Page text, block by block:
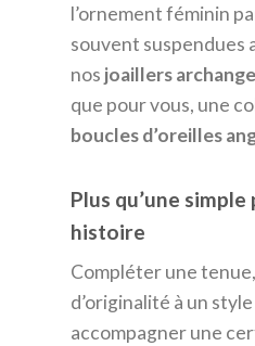
l’ornement féminin
souvent suspendues
nos joaillers
que pour vous, une
bouclesd’oreilles
Plus qu’une
histoire
Compléter une
d’originalité à un
accompagner une